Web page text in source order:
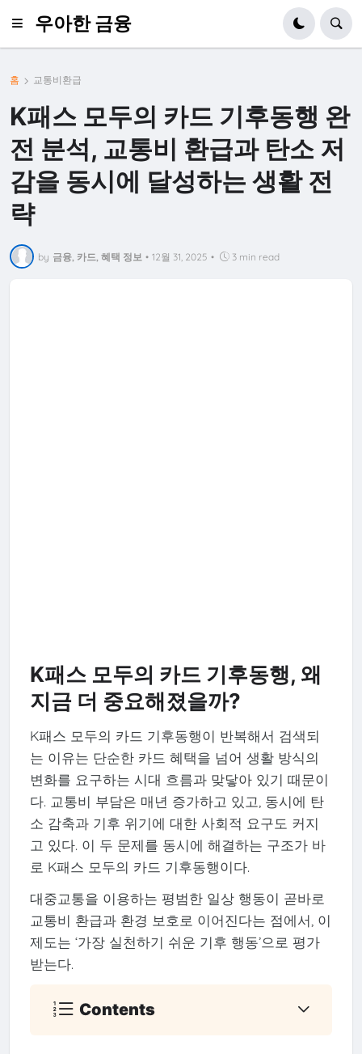
우아한 금융
홈 교통비환급
K패스 모두의 카드 기후동행 완
전 분석, 교통비 환급과 탄소 저
감을 동시에 달성하는 생활 전
략
by 금융, 카드, 혜택 정보 • 12월 31, 2025 • 3 min read
K패스 모두의 카드 기후동행, 왜
지금 더 중요해졌을까?
K패스 모두의 카드 기후동행이 반복해서 검색되
는 이유는 단순한 카드 혜택을 넘어 생활 방식의
변화를 요구하는 시대 흐름과 맞닿아 있기 때문이
다. 교통비 부담은 매년 증가하고 있고, 동시에 탄
소 감축과 기후 위기에 대한 사회적 요구도 커지
고 있다. 이 두 문제를 동시에 해결하는 구조가 바
로 K패스 모두의 카드 기후동행이다.
대중교통을 이용하는 평범한 일상 행동이 곧바로
교통비 환급과 환경 보호로 이어진다는 점에서, 이
제도는 ‘가장 실천하기 쉬운 기후 행동’으로 평가
받는다.
Contents